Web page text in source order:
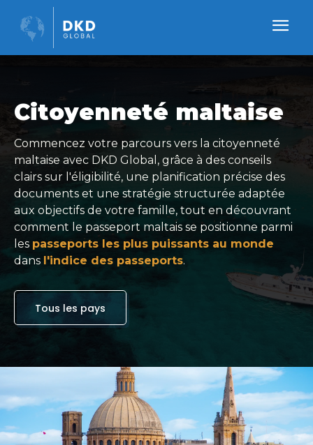
Citoyenneté maltaise
Commencez votre parcours vers la citoyenneté
maltaise avec DKD Global, grâce à des conseils
clairs sur l'éligibilité, une planification précise des
documents et une stratégie structurée adaptée
aux objectifs de votre famille, tout en découvrant
comment le passeport maltais se positionne parmi
les passeports les plus puissants au monde
dans l'indice des passeports.
Tous les pays